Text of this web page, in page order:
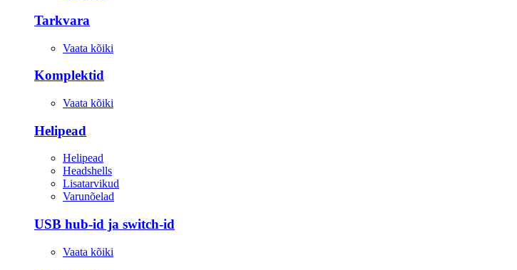
Tarkvara
Vaata kõiki
Komplektid
Vaata kõiki
Helipead
Helipead
Headshells
Lisatarvikud
Varunõelad
USB hub-id ja switch-id
Vaata kõiki